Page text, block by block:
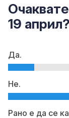
19 април?
Да.
Не.
Рано е да се